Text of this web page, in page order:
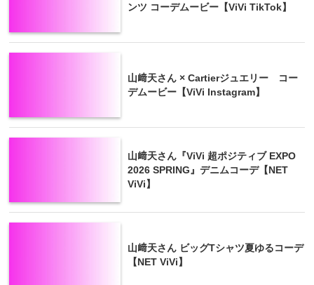
ンツ コーデムービー【ViVi TikTok】
山﨑天さん × Cartierジュエリー コー
デムービー【ViVi Instagram】
山﨑天さん『ViVi 超ポジティブ EXPO
2026 SPRING』デニムコーデ【NET
ViVi】
山﨑天さん ビッグTシャツ夏ゆるコーデ
【NET ViVi】